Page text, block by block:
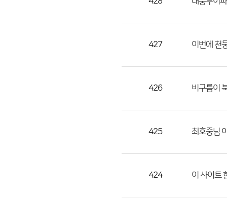
427 이번에 천
426 비구름이
425 최호중님
424 이 사이트